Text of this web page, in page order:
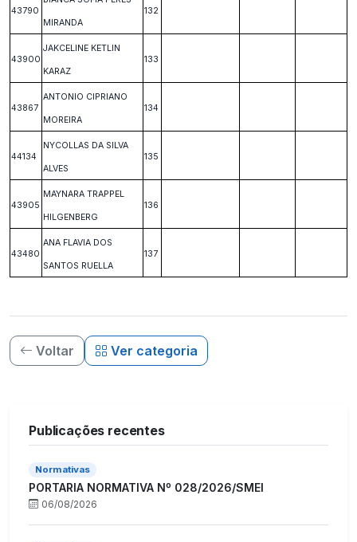
43790
MIRANDA
132
43900
JAKCELINE KETLIN
KARAZ
133
43867
ANTONIO CIPRIANO
MOREIRA
134
44134
NYCOLLAS DA SILVA
ALVES
135
43905
MAYNARA TRAPPEL
HILGENBERG
136
43480
ANA FLAVIA DOS
SANTOS RUELLA
137
Voltar Ver categoria
Publicações recentes
Normativas
PORTARIA NORMATIVA Nº 028/2026/SMEI
06/08/2026